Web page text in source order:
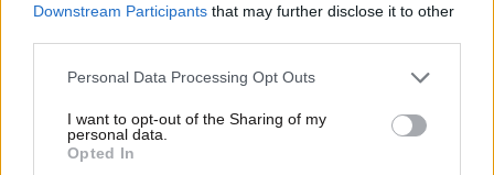
Downstream Participants that may further disclose it to other
Please note that this website/app uses one or more Google
not limited to your visit or usage behaviour. You may click to
grant or deny consent to Google and its third-party tags to
use your data for below specified purposes in below Google
Personal Data Processing Opt Outs
I want to opt-out of the Sharing of my
personal data.
Opted In